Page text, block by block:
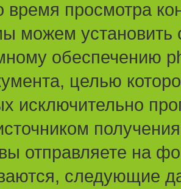
время просмотра
можем
обеспечению
целью
исключительно
отправляете на
следующие